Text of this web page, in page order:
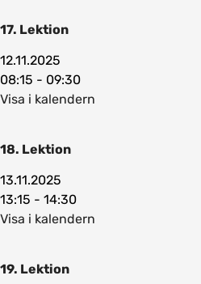
17. Lektion
12.11.2025
08:15 - 09:30
Visa i kalendern
18. Lektion
13.11.2025
13:15 - 14:30
Visa i kalendern
19. Lektion